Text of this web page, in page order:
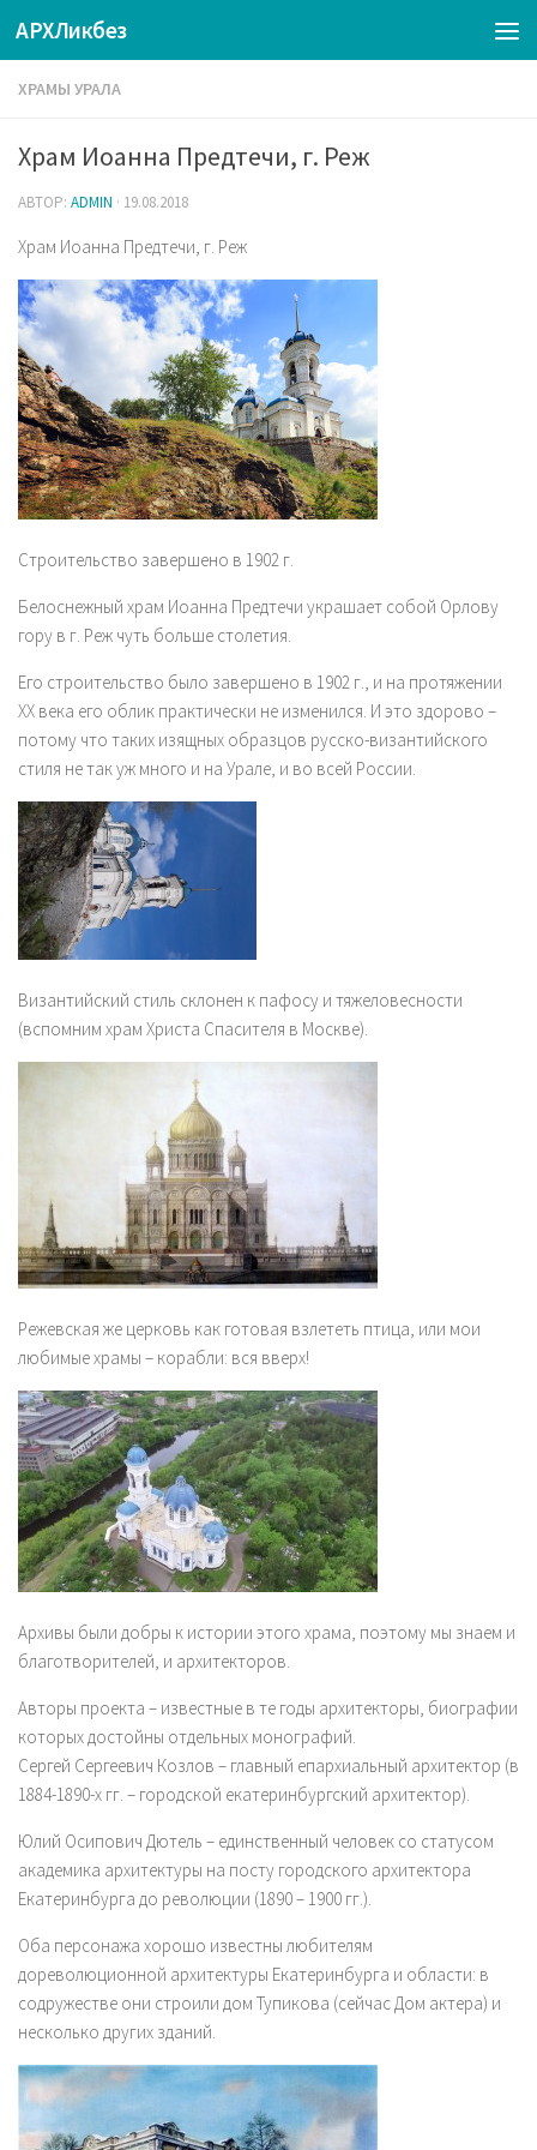
АРХЛикбез
ХРАМЫ УРАЛА
Храм Иоанна Предтечи, г. Реж
АВТОР: ADMIN · 19.08.2018
Храм Иоанна Предтечи, г. Реж
Строительство завершено в 1902 г.
Белоснежный храм Иоанна Предтечи украшает собой Орлову
гору в г. Реж чуть больше столетия.
Его строительство было завершено в 1902 г., и на протяжении
XX века его облик практически не изменился. И это здорово –
потому что таких изящных образцов русско-византийского
стиля не так уж много и на Урале, и во всей России.
Византийский стиль склонен к пафосу и тяжеловесности
(вспомним храм Христа Спасителя в Москве).
Режевская же церковь как готовая взлететь птица, или мои
любимые храмы – корабли: вся вверх!
Архивы были добры к истории этого храма, поэтому мы знаем и
благотворителей, и архитекторов.
Авторы проекта – известные в те годы архитекторы, биографии
которых достойны отдельных монографий.
Сергей Сергеевич Козлов – главный епархиальный архитектор (в
1884-1890-х гг. – городской екатеринбургский архитектор).
Юлий Осипович Дютель – единственный человек со статусом
академика архитектуры на посту городского архитектора
Екатеринбурга до революции (1890 – 1900 гг.).
Оба персонажа хорошо известны любителям
дореволюционной архитектуры Екатеринбурга и области: в
содружестве они строили дом Тупикова (сейчас Дом актера) и
несколько других зданий.